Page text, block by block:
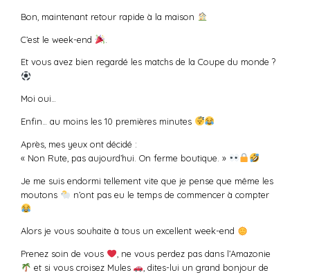
Bon, maintenant retour rapide à la maison
C’est le week-end
Et vous avez bien regardé les matchs de la Coupe du monde ?
Moi oui…
Enfin… au moins les 10 premières minutes
Après, mes yeux ont décidé :
« Non Rute, pas aujourd’hui. On ferme boutique. »
Je me suis endormi tellement vite que je pense que même les
moutons
n’ont pas eu le temps de commencer à compter
Alors je vous souhaite à tous un excellent week-end
Prenez soin de vous
, ne vous perdez pas dans l’Amazonie
et si vous croisez Mules
, dites-lui un grand bonjour de